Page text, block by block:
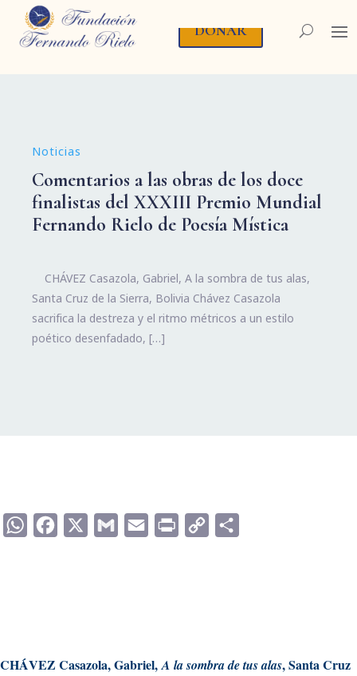
DONAR
Noticias
Comentarios a las obras de los doce
finalistas del XXXIII Premio Mundial
Fernando Rielo de Poesía Mística
CHÁVEZ Casazola, Gabriel, A la sombra de tus alas,
Santa Cruz de la Sierra, Bolivia Chávez Casazola
sacrifica la destreza y el ritmo métricos a un estilo
poético desenfadado, […]
WhatsAppFacebook Gmail Email Print
Copy
CHÁVEZ Casazola, Gabriel,A la sombra de tus alas, Santa Cruz